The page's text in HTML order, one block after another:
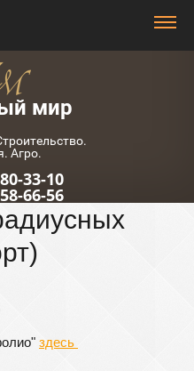
мир
Агро.
33-10
66-56
здесь